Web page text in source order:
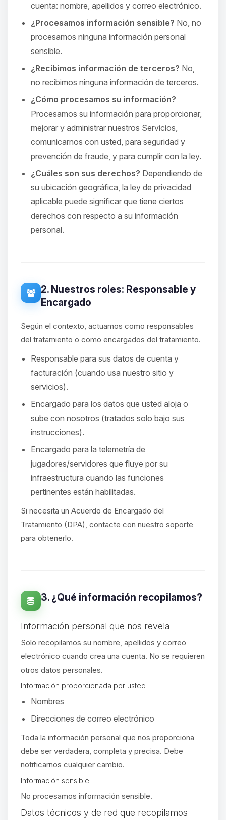
cuenta: nombre, apellidos y correo electrónico.
¿Procesamos información sensible? No, no
procesamos ninguna información personal
sensible.
¿Recibimos información de terceros? No,
no recibimos ninguna información de terceros.
¿Cómo procesamos su información?
Procesamos su información para proporcionar,
mejorar y administrar nuestros Servicios,
comunicarnos con usted, para seguridad y
prevención de fraude, y para cumplir con la ley.
¿Cuáles son sus derechos? Dependiendo de
su ubicación geográfica, la ley de privacidad
aplicable puede significar que tiene ciertos
derechos con respecto a su información
personal.
2. Nuestros roles: Responsable y
Encargado
Según el contexto, actuamos como responsables
del tratamiento o como encargados del tratamiento.
Responsable para sus datos de cuenta y
facturación (cuando usa nuestro sitio y
servicios).
Encargado para los datos que usted aloja o
sube con nosotros (tratados solo bajo sus
instrucciones).
Encargado para la telemetría de
jugadores/servidores que fluye por su
infraestructura cuando las funciones
pertinentes están habilitadas.
Si necesita un Acuerdo de Encargado del
Tratamiento (DPA), contacte con nuestro soporte
para obtenerlo.
3. ¿Qué información recopilamos?
Información personal que nos revela
Solo recopilamos su nombre, apellidos y correo
electrónico cuando crea una cuenta. No se requieren
otros datos personales.
Información proporcionada por usted
Nombres
Direcciones de correo electrónico
Toda la información personal que nos proporciona
debe ser verdadera, completa y precisa. Debe
notificarnos cualquier cambio.
Información sensible
No procesamos información sensible.
Datos técnicos y de red que recopilamos
Yupi, por fin alguien con quien